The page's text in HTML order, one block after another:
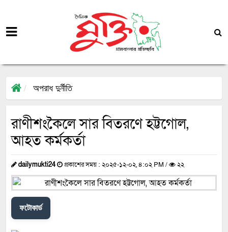
অপরাধ দুর্নীতি
রাণীশংকৈলে সার বিতরণে হট্টগোল,
আহত কর্মকর্তা
dailymukti24 প্রকাশের সময় : ২০২৫-১২-০২, ৪:০২ PM / ২২
ফটোকার্ড